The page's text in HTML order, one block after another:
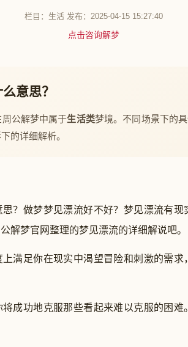
栏目： 生活发布：2025-04-15 15:27:40
点击咨询解梦
意思？
周公解梦中属于生活类梦境。不同场景下的
的详细解析。
思？做梦梦见漂流好不好？梦见漂流有
解梦官网整理的梦见漂流的详细解说吧。
足你在现实中渴望冒险和刺激的需求
功地克服那些看起来难以克服的困难